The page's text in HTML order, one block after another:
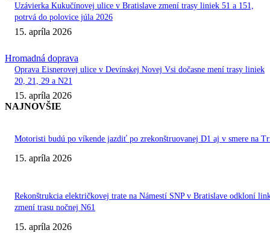
Uzávierka Kukučínovej ulice v Bratislave zmení trasy liniek 51 a 151,
potrvá do polovice júla 2026
15. apríla 2026
Hromadná doprava
Oprava Eisnerovej ulice v Devínskej Novej Vsi dočasne mení trasy liniek
20, 21, 29 a N21
15. apríla 2026
NAJNOVŠIE
Motoristi budú po víkende jazdiť po zrekonštruovanej D1 aj v smere na
15. apríla 2026
Rekonštrukcia električkovej trate na Námestí SNP v Bratislave odkloní
zmení trasu nočnej N61
15. apríla 2026